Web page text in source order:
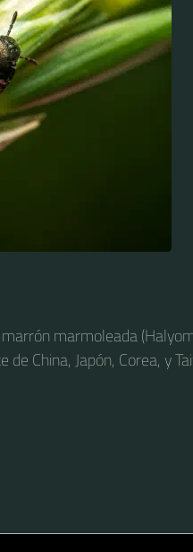
marmoleada
China, Japón, Corea, y